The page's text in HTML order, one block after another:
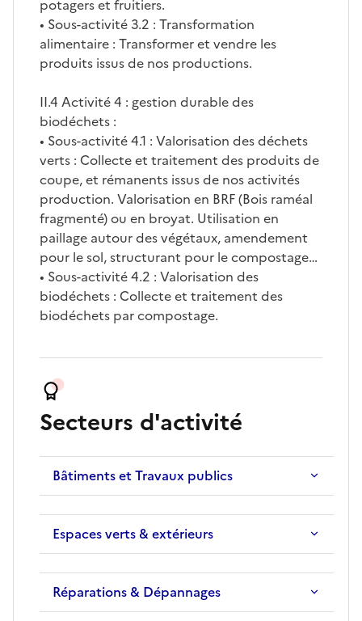
potagers et fruitiers.
• Sous-activité 3.2 : Transformation
alimentaire : Transformer et vendre les
produits issus de nos productions.
II.4 Activité 4 : gestion durable des
biodéchets :
• Sous-activité 4.1 : Valorisation des déchets
verts : Collecte et traitement des produits de
coupe, et rémanents issus de nos activités
production. Valorisation en BRF (Bois raméal
fragmenté) ou en broyat. Utilisation en
paillage autour des végétaux, amendement
pour le sol, structurant pour le compostage…
• Sous-activité 4.2 : Valorisation des
biodéchets : Collecte et traitement des
biodéchets par compostage.
Secteurs d'activité
Bâtiments et Travaux publics
Espaces verts & extérieurs
Réparations & Dépannages